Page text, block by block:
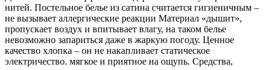
нитей. Постельное белье из сатина считается гигиеничным –
не вызывает аллергические реакции Материал «дышит»,
пропускает воздух и впитывает влагу, на таком белье
невозможно запариться даже в жаркую погоду. Ценное
качество хлопка – он не накапливает статическое
электричество. мягкое и приятное на ощупь. Средства,